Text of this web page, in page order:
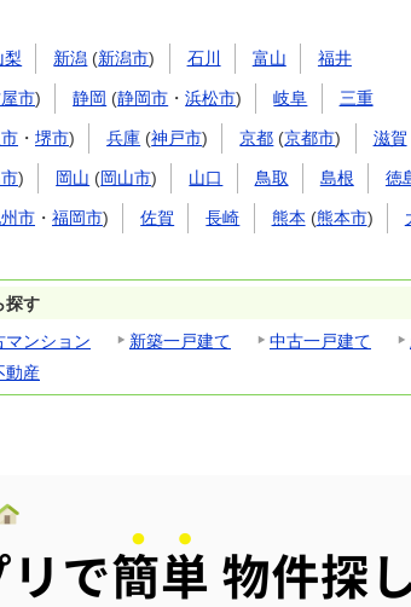
梨 新潟 (新潟市) 石川 富山 福井
市) 静岡 (静岡市 ・浜松市) 岐阜 三重
・ 堺市) 兵庫 (神戸市) 京都 (京都市) 滋賀
) 岡山 (岡山市) 山口 鳥取 島根 徳
市 ・ 福岡市) 佐賀 長崎 熊本 (熊本市)
探す
マンション 新築一戸建て 中古一戸建て
動産